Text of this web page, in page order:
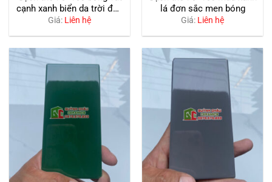
cạnh xanh biển da trời đơn
sắc
Giá: Liên hệ
lá đơn sắc men bóng
Giá: Liên hệ